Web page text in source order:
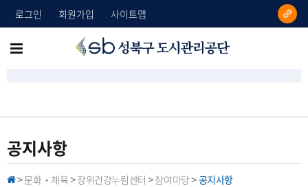
로그인 회원가입 사이트맵
리
공
단
메
보
기
공지사항
H > 문화‧체육> 장위건강누림센터 >참여마당>공지사항